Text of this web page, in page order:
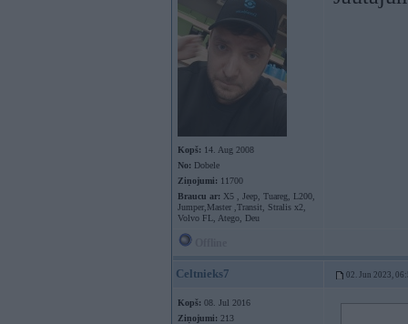
Kopš: 14. Aug 2008
No: Dobele
Ziņojumi: 11700
Braucu ar: X5 , Jeep, Tuareg, L200,
Jumper,Master ,Transit, Stralis x2,
Volvo FL, Atego, Deu
Celtnieks7 02. Jun 2023,
Kopš: 08. Jul 2016
Ziņojumi: 213